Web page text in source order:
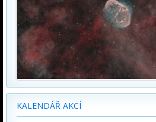
KALENDÁŘ AKCÍ